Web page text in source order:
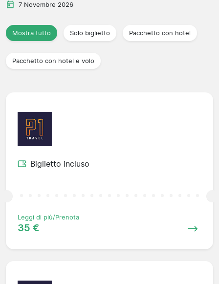
7 Novembre 2026
Mostra tutto Solo biglietto Pacchetto con hotel
Pacchetto con hotel e volo
Biglietto incluso
Leggi di più/Prenota
35 €